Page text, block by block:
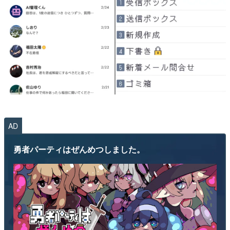
AD
勇者パーティはぜんめつしました。